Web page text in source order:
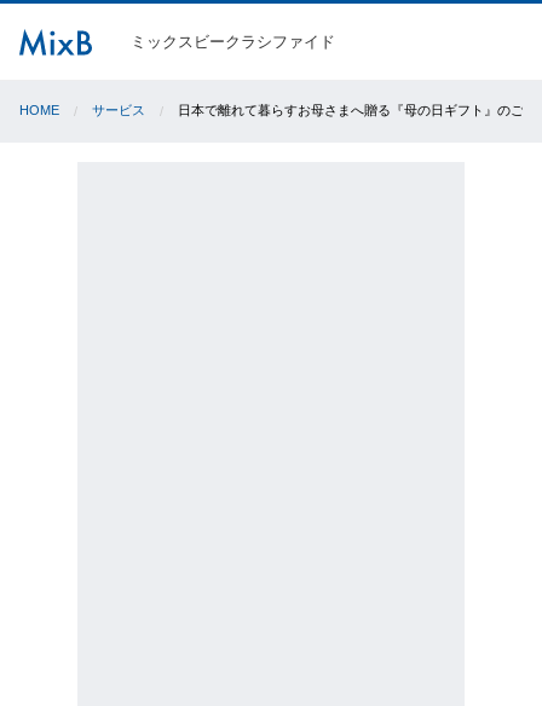
ミックスビークラシファイド
HOME サービス 日本で離れて暮らすお母さまへ贈る『母の日ギフト』のご案